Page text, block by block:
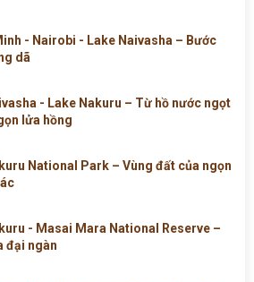
- Nairobi - Lake Naivasha – Bước
dã
- Lake Nakuru – Từ hồ nước ngọt
lửa hồng
National Park – Vùng đất của ngọn
- Masai Mara National Reserve –
đại ngàn